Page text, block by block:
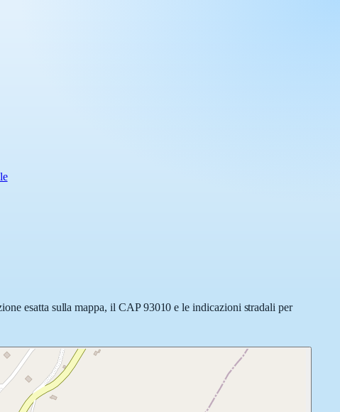
esatta sulla mappa, il CAP 93010 e le indicazioni stradali per